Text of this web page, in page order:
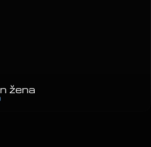
žena